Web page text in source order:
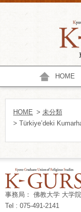
HOME
HOME > 未分類
> Türkiye’deki
事務局： 佛教大学 大学
Tel : 075-491-2141